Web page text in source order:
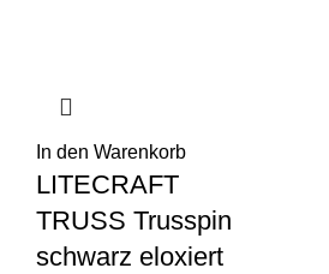
In den Warenkorb
LITECRAFT
TRUSS Trusspin
schwarz eloxiert